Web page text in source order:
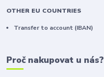
OTHER EU COUNTRIES
Transfer to account (IBAN)
Proč nakupovat u nás?